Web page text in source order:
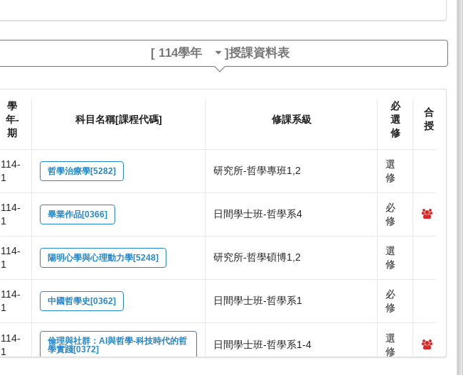
[ 114學年 ]授課資料表
學
年-
期
科目名稱[課程代碼] 修課系級
必
選
修
合
授
114-
1
哲學治療學[5282] 研究所-哲學專班1,2
選
修
114-
1
畢業作品[0366] 日間學士班-哲學系4
必
修
114-
1
陽明心學與心理動力學[5248] 研究所-哲學碩博1,2
選
修
114-
1
中國哲學史[0362] 日間學士班-哲學系1
必
修
114-
1
倫理與社群：AI與哲學-科技時代的哲
學實踐[0372]
日間學士班-哲學系1-4
選
修